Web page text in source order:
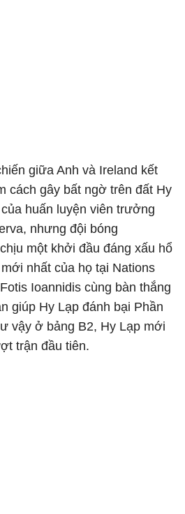
giữa Anh và Ireland kết
cách gây bất ngờ trên đất Hy
huấn luyện viên trưởng
nhưng đội bóng
một khởi đầu đáng xấu hổ
nhất của họ tại Nations
Ioannidis cùng bàn thắng
giúp Hy Lạp đánh bại Phần
vậy ở bảng B2, Hy Lạp mới
trận đầu tiên.